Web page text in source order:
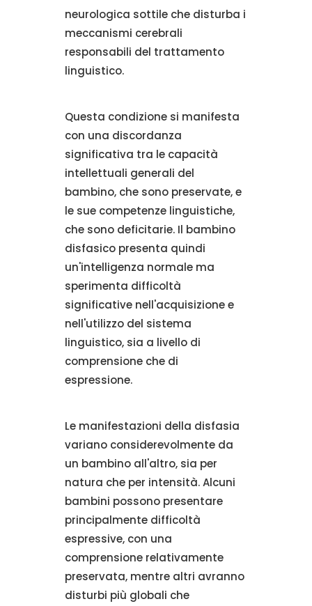
neurologica sottile che disturba i
meccanismi cerebrali
responsabili del trattamento
linguistico.
Questa condizione si manifesta
con una discordanza
significativa tra le capacità
intellettuali generali del
bambino, che sono preservate, e
le sue competenze linguistiche,
che sono deficitarie. Il bambino
disfasico presenta quindi
un'intelligenza normale ma
sperimenta difficoltà
significative nell'acquisizione e
nell'utilizzo del sistema
linguistico, sia a livello di
comprensione che di
espressione.
Le manifestazioni della disfasia
variano considerevolmente da
un bambino all'altro, sia per
natura che per intensità. Alcuni
bambini possono presentare
principalmente difficoltà
espressive, con una
comprensione relativamente
preservata, mentre altri avranno
disturbi più globali che